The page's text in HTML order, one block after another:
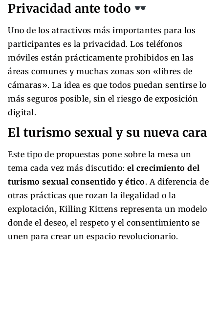
Privacidad ante todo
Uno de los atractivos más importantes para los
participantes es la privacidad. Los teléfonos
móviles están prácticamente prohibidos en las
áreas comunes y muchas zonas son «libres de
cámaras». La idea es que todos puedan sentirse lo
más seguros posible, sin el riesgo de exposición
digital.
El turismo sexual y su nueva cara
Este tipo de propuestas pone sobre la mesa un
tema cada vez más discutido: el crecimiento del
turismo sexual consentido y ético. A diferencia de
otras prácticas que rozan la ilegalidad o la
explotación, Killing Kittens representa un modelo
donde el deseo, el respeto y el consentimiento se
unen para crear un espacio revolucionario.